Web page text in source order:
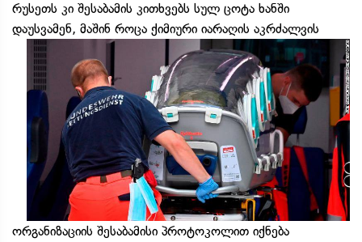
რუსეთს კი შესაბამის კითხვებს სულ ცოტა ხანში
დაუსვამენ, მაშინ როცა ქიმიური იარაღის აკრძალვის
ორგანიზაციის შესაბამისი პროტოკოლით იქნება